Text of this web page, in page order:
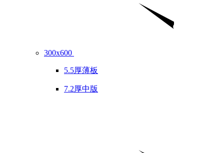
300x600
5.5厚薄板
7.2厚中版